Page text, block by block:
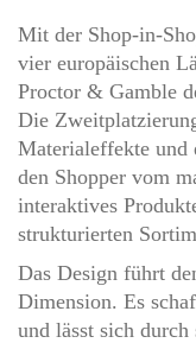
Mit der Shop-in-
vier europäischen
Proctor & Gamble
Die
Materialeffekte und
den Shopper vom
interaktives
strukturierten
Das Design führt
Dimension. Es
und lässt sich